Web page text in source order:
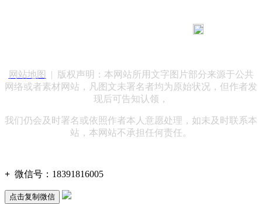
网站地图
| 版权声明：本网站所用文字图片部分来源于公共
网络或者素材网站，凡图文未署名者均为原始状况，但作者发
现后可告知认领，
我们仍会及时署名或依照作者本人意愿处理，如未及时联系本
站，本网站不承担任何责任。
+ 微信号： 18391816005
点击复制微信